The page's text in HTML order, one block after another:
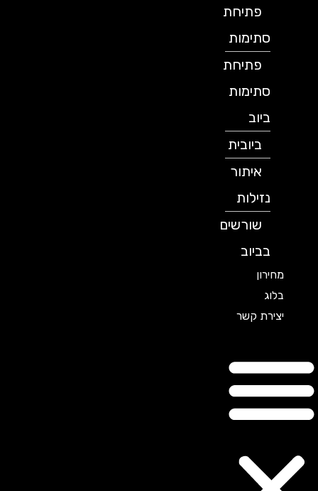
פתיחת
סתימות
פתיחת
סתימות
ביובית
איתור
נזילות
שורשים
בביוב
מחירון
יצירת קשר